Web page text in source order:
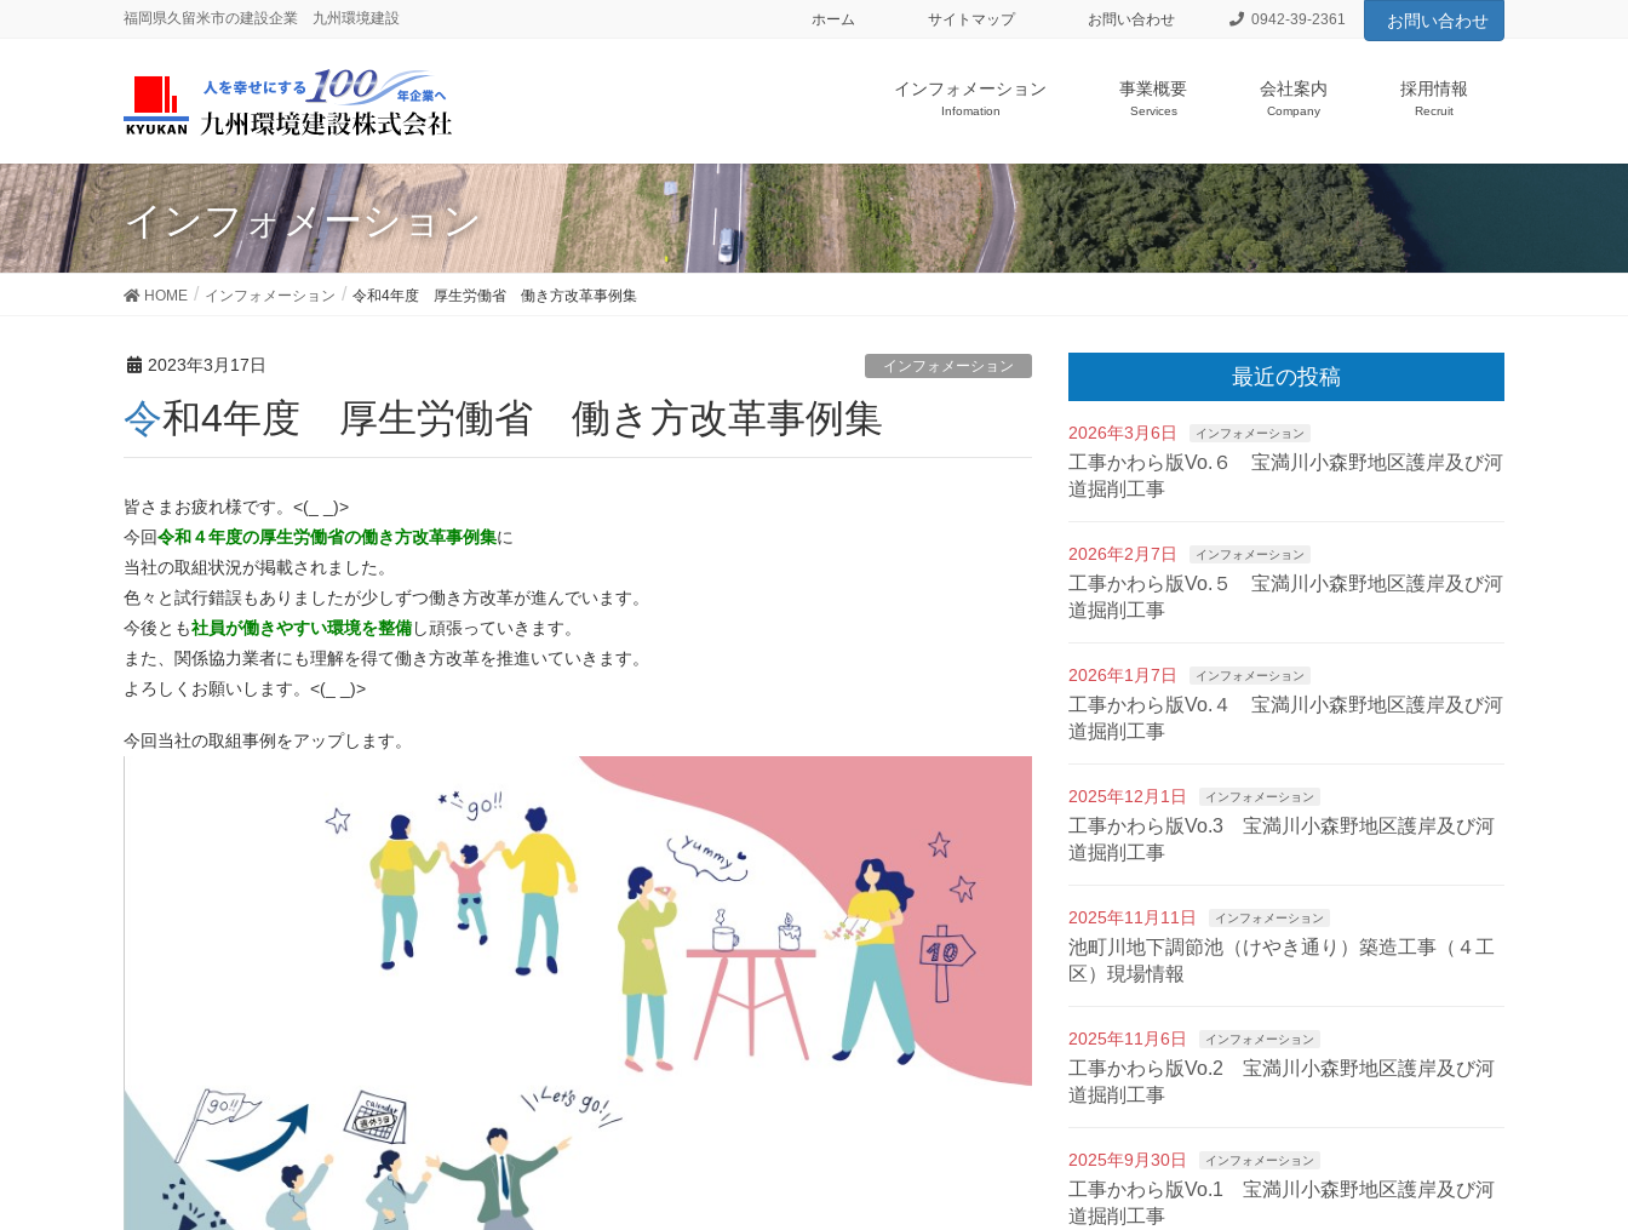
福岡県久留米市の建設企業 九州環境建設 ホーム サイトマップ お問い合わせ 0942-39-2361 お問い合わせ
インフォメーション
Infomation
事業概要
Services
会社案内
Company
採用情報
Recruit
インフォメーション
HOME インフォメーション 令和4年度 厚生労働省 働き方改革事例集
2023年3月17日 インフォメーション
令和4年度 厚生労働省 働き方改革事例集
皆さまお疲れ様です。<(_ _)>
今回令和４年度の厚生労働省の働き方改革事例集に
当社の取組状況が掲載されました。
色々と試行錯誤もありましたが少しずつ働き方改革が進んでいます。
今後とも社員が働きやすい環境を整備し頑張っていきます。
また、関係協力業者にも理解を得て働き方改革を推進いていきます。
よろしくお願いします。<(_ _)>
今回当社の取組事例をアップします。
最近の投稿
2026年3月6日 インフォメーション
工事かわら版Vo.６ 宝満川小森野地区護岸及び河
道掘削工事
2026年2月7日 インフォメーション
工事かわら版Vo.５ 宝満川小森野地区護岸及び河
道掘削工事
2026年1月7日 インフォメーション
工事かわら版Vo.４ 宝満川小森野地区護岸及び河
道掘削工事
2025年12月1日 インフォメーション
工事かわら版Vo.3 宝満川小森野地区護岸及び河
道掘削工事
2025年11月11日 インフォメーション
池町川地下調節池（けやき通り）築造工事（４工
区）現場情報
2025年11月6日 インフォメーション
工事かわら版Vo.2 宝満川小森野地区護岸及び河
道掘削工事
2025年9月30日 インフォメーション
工事かわら版Vo.1 宝満川小森野地区護岸及び河
道掘削工事